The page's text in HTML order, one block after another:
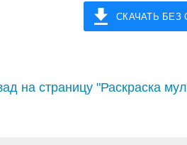
СКАЧАТЬ БЕЗ
на страницу "Раскраска